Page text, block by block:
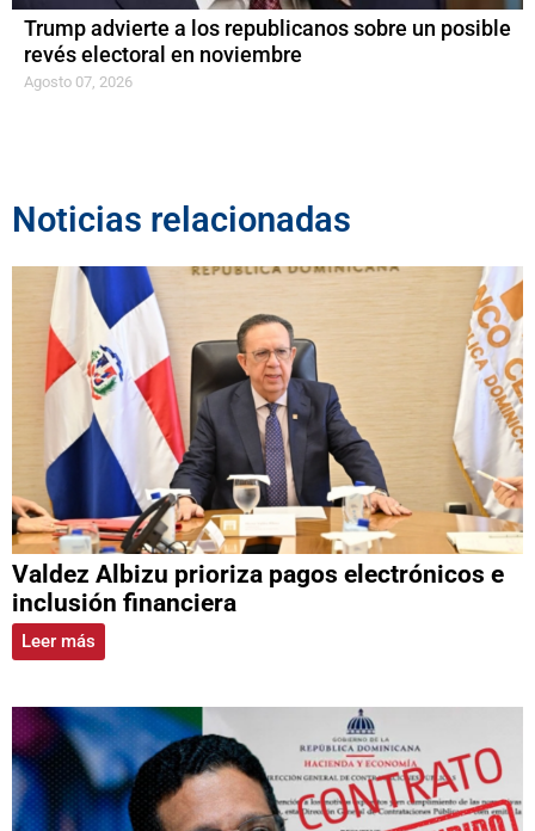
Trump advierte a los republicanos sobre un posible
revés electoral en noviembre
Agosto 07, 2026
Noticias relacionadas
Valdez Albizu prioriza pagos electrónicos e
inclusión financiera
Leer más